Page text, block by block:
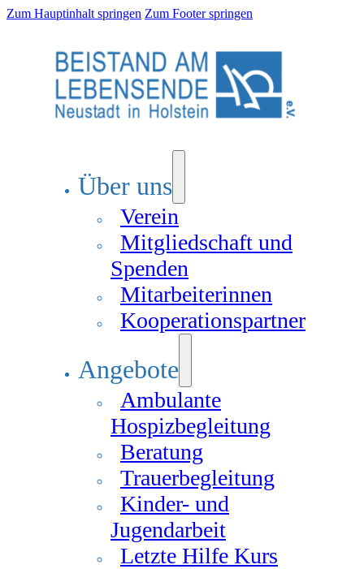
Zum Hauptinhalt springen Zum Footer springen
Über uns
Verein
Mitgliedschaft und
Spenden
Mitarbeiterinnen
Kooperationspartner
Angebote
Ambulante
Hospizbegleitung
Beratung
Trauerbegleitung
Kinder- und
Jugendarbeit
Letzte Hilfe Kurs